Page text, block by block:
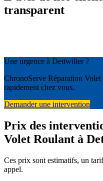
transparent
Une urgence à Dettwiller ?
ChronoServe Réparation
rapidement chez vous.
Demander une intervention
Prix des
Volet Roulant à
Ces prix sont estimatifs, un
appel.